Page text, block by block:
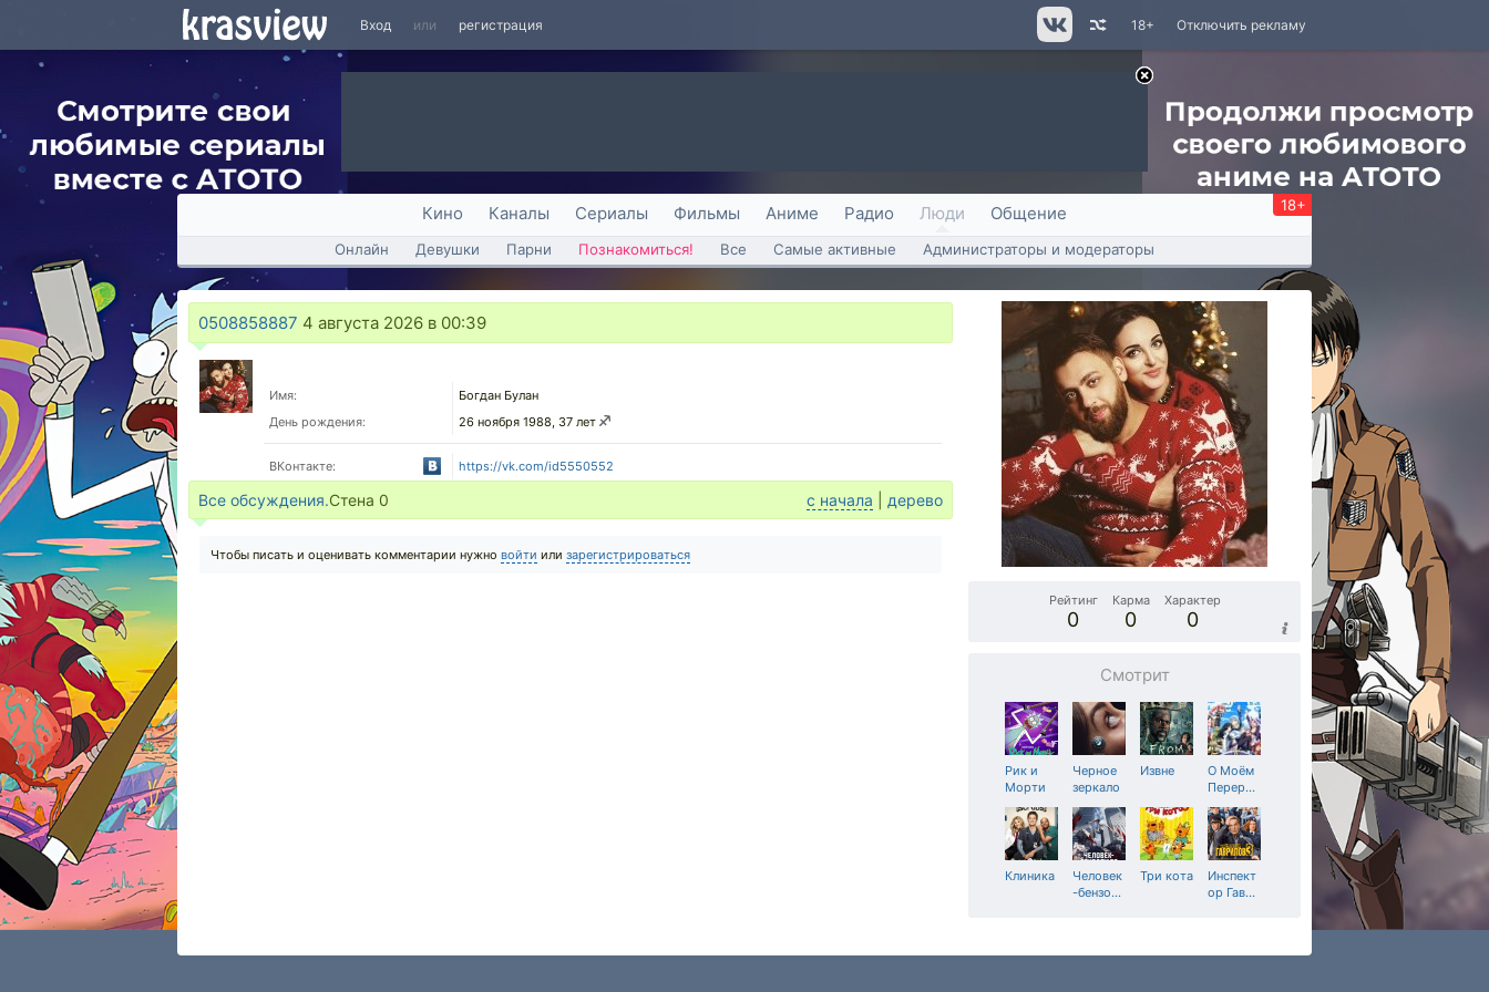
Вход или регистрация Отключить рекламу
18+
Кино Каналы Сериалы Фильмы Аниме Радио Люди Общение 18+
Онлайн Девушки Парни Познакомиться! Все Самые активные Администраторы и модераторы
0508858887 4 августа 2026 в 00:39
Имя:
Богдан Булан
День рождения:
26 ноября 1988, 37 лет
ВКонтакте: https://vk.com/id5550552
Все обсуждения.Стена 0 с начала дерево
Чтобы писать и оценивать комментарии нужно войти или зарегистрироваться
Рейтинг
0
Карма
0
Характер
0
Смотрит
Рик и
Морти
Черное
зеркало
Извне
О Моём
Перер…
Клиника
Человек
-бензо…
Три кота
Инспект
ор Гав…